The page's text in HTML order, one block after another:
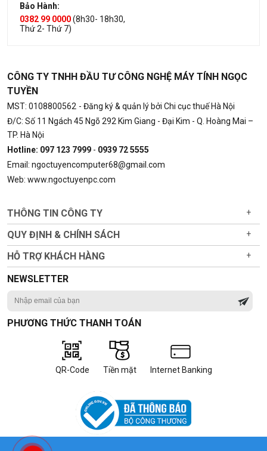
Bảo Hành:
0382 99 0000(8h30- 18h30,
Thứ 2- Thứ 7)
CÔNG TY TNHH ĐẦU TƯ CÔNG NGHỆ MÁY TÍNH NGỌC
TUYỀN
MST: 0108800562 - Đăng ký & quản lý bởi Chi cục thuế Hà Nội
Đ/C: Số 11 Ngách 45 Ngõ 292 Kim Giang - Đại Kim - Q. Hoàng Mai –
TP. Hà Nội
Hotline: 097 123 7999 - 0939 72 5555
Email: ngoctuyencomputer68@gmail.com
Web: www.ngoctuyenpc.com
THÔNG TIN CÔNG TY +
QUY ĐỊNH & CHÍNH SÁCH +
HỖ TRỢ KHÁCH HÀNG +
NEWSLETTER
PHƯƠNG THỨC THANH TOÁN
QR-Code Tiền mặt Internet Banking